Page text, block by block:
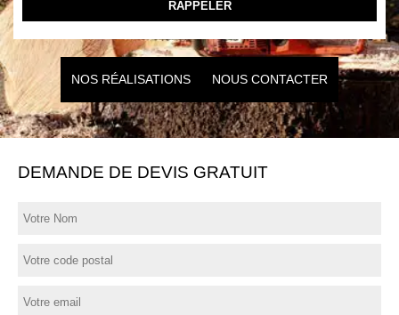
NOS RÉALISATIONS NOUS CONTACTER
DEMANDE DE DEVIS GRATUIT